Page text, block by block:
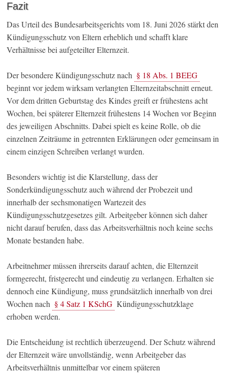
Fazit
Das Urteil des Bundesarbeitsgerichts vom 18. Juni 2026 stärkt den
Kündigungsschutz von Eltern erheblich und schafft klare
Verhältnisse bei aufgeteilter Elternzeit.
Der besondere Kündigungsschutz nach § 18 Abs. 1 BEEG
beginnt vor jedem wirksam verlangten Elternzeitabschnitt erneut.
Vor dem dritten Geburtstag des Kindes greift er frühestens acht
Wochen, bei späterer Elternzeit frühestens 14 Wochen vor Beginn
des jeweiligen Abschnitts. Dabei spielt es keine Rolle, ob die
einzelnen Zeiträume in getrennten Erklärungen oder gemeinsam in
einem einzigen Schreiben verlangt wurden.
Besonders wichtig ist die Klarstellung, dass der
Sonderkündigungsschutz auch während der Probezeit und
innerhalb der sechsmonatigen Wartezeit des
Kündigungsschutzgesetzes gilt. Arbeitgeber können sich daher
nicht darauf berufen, dass das Arbeitsverhältnis noch keine sechs
Monate bestanden habe.
Arbeitnehmer müssen ihrerseits darauf achten, die Elternzeit
formgerecht, fristgerecht und eindeutig zu verlangen. Erhalten sie
dennoch eine Kündigung, muss grundsätzlich innerhalb von drei
Wochen nach § 4 Satz 1 KSchG Kündigungsschutzklage
erhoben werden.
Die Entscheidung ist rechtlich überzeugend. Der Schutz während
der Elternzeit wäre unvollständig, wenn Arbeitgeber das
Arbeitsverhältnis unmittelbar vor einem späteren